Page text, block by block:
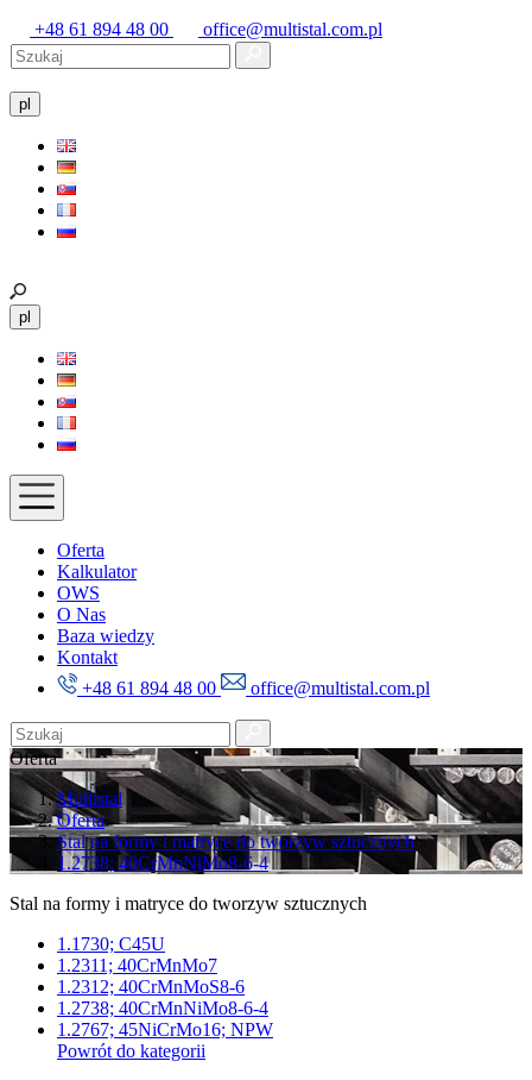
+48 61 894 48 00 office@multistal.com.pl
pl
pl
Oferta
Kalkulator
OWS
O Nas
Baza wiedzy
Kontakt
+48 61 894 48 00
office@multistal.com.pl
Oferta
Multistal
Oferta
Stal na formy i matryce do tworzyw sztucznych
1.2738; 40CrMnNiMo8-6-4
Stal na formy i matryce do tworzyw sztucznych
1.1730; C45U
1.2311; 40CrMnMo7
1.2312; 40CrMnMoS8-6
1.2738; 40CrMnNiMo8-6-4
1.2767; 45NiCrMo16; NPW
Powrót do kategorii